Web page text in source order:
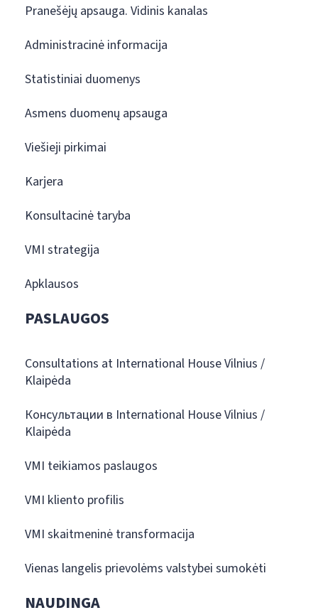
Pranešėjų apsauga. Vidinis kanalas
Administracinė informacija
Statistiniai duomenys
Asmens duomenų apsauga
Viešieji pirkimai
Karjera
Konsultacinė taryba
VMI strategija
Apklausos
PASLAUGOS
Consultations at International House Vilnius /
Klaipėda
Консультации в International House Vilnius /
Klaipėda
VMI teikiamos paslaugos
VMI kliento profilis
VMI skaitmeninė transformacija
Vienas langelis prievolėms valstybei sumokėti
NAUDINGA